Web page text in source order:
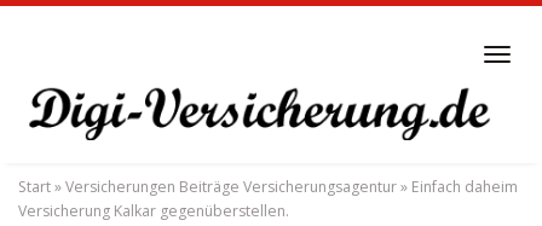
main
content
Start»Versicherungen Beiträge Versicherungsagentur» Einfach daheim
Versicherung Kalkar gegenüberstellen.